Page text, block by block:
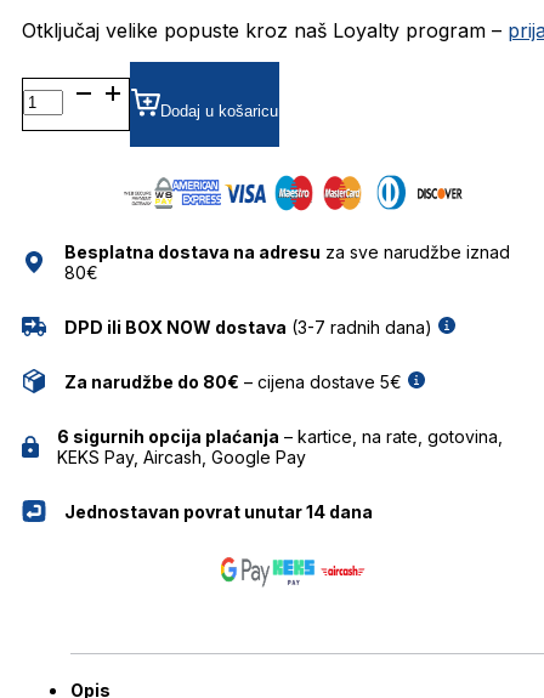
Otključaj velike popuste kroz naš Loyalty program –
KALEOSHANSON8 DIOPTRIJSKI
OKVIRI
KALEOS
Dodaj u košaricu
Besplatna dostava na adresu za sve narudžbe iznad
80€
DPD ili BOX NOW dostava (3-7 radnih dana)
Za narudžbe do 80€ – cijena dostave 5€
6 sigurnih opcija plaćanja – kartice, na rate, gotovina,
KEKS Pay, Aircash, Google Pay
Jednostavan povrat unutar 14 dana
Opis